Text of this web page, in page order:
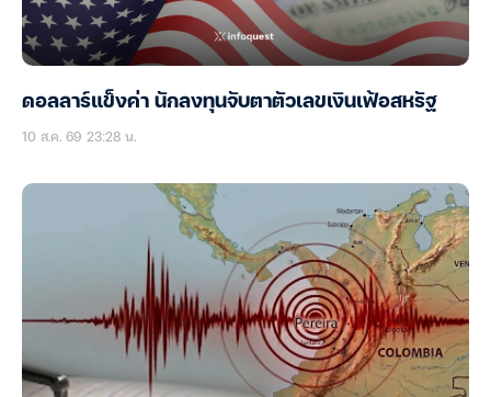
ดอลลาร์แข็งค่า นักลงทุนจับตาตัวเลขเงินเฟ้อสหรัฐ
10 ส.ค. 69 23:28 น.